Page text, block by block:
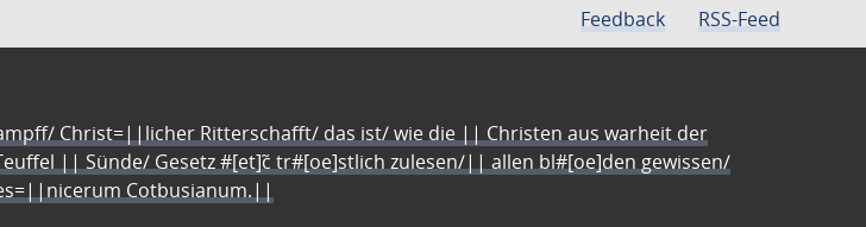
Feedback RSS-Feed
Christ=||licher Ritterschafft/ das ist/ wie die || Christen aus warheit der
|| Sünde/ Gesetz #[et]c̃ tr#[oe]stlich zulesen/|| allen bl#[oe]den gewissen/
Cotbusianum.||